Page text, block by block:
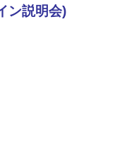
ン説明会)